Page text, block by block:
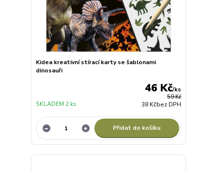
Kidea kreativní stírací karty se šablonami
dinosauři
59 Kč
46 Kč/ks
38 Kčbez DPH
SKLADEM 2 ks
Přidat do košíku